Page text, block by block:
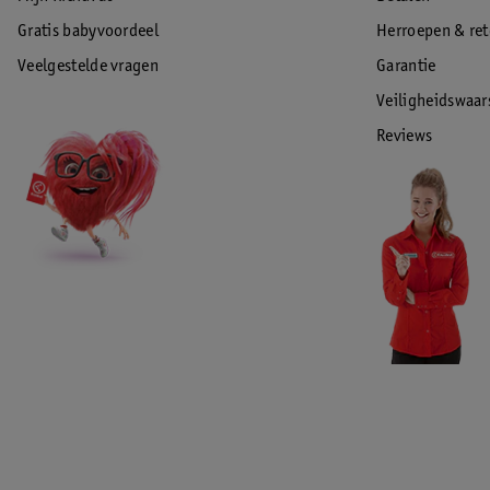
Gratis babyvoordeel
Veelgestelde vragen
Herroepen &
Garantie
Reviews